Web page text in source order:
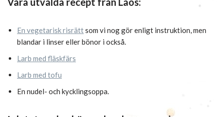
En vegetarisk risrättsom vi nog gör enligt instruktion, men
blandar i linser eller bönor i också.
Larb med fläskfärs
Larb med tofu
En nudel- och kycklingsoppa.